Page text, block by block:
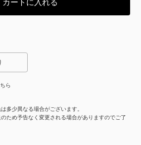
ら
多少異なる場合がございます。
ため予告なく変更される場合がありますのでご了